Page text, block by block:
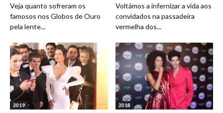
Veja quanto sofreram os
famosos nos Globos de Ouro
pela lente...
Voltámos a infernizar a vida aos
convidados na passadeira
vermelha dos...
2019 2018